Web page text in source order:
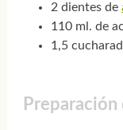
2 dientes de
110 ml. de
1,5